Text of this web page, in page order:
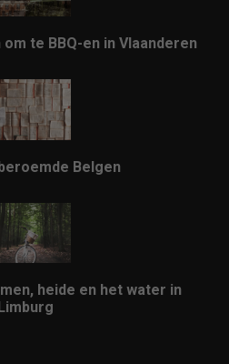
te BBQ-en in Vlaanderen
Belgen
heide en het water in
Limburg